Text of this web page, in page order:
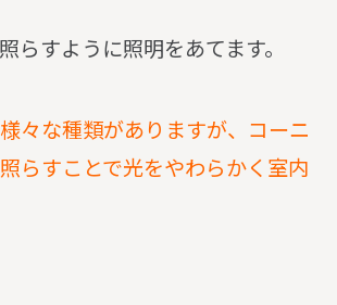
らすように照明をあてます。
々な種類がありますが、コーニ
らすことで光をやわらかく室内